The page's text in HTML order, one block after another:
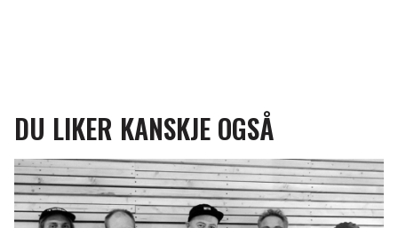
DU LIKER KANSKJE OGSÅ